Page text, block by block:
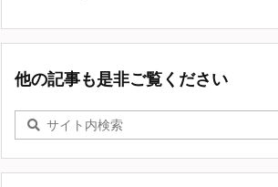
他の記事も是非ご覧ください